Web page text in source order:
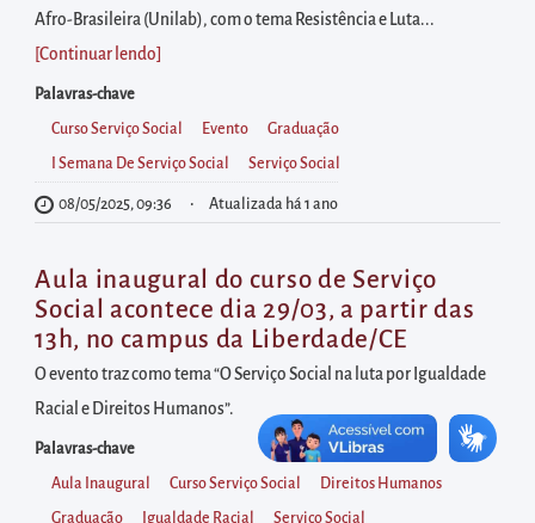
à
área
para
realizar
buscas
internas
Acessar
diretamente
as
informações
postas
no
rodapé
Afro-Brasileira (Unilab), com o tema Resistência e Luta...
[Continuar lendo
Palavras-chave
Curso Serviço Social Evento Graduação
I Semana De Serviço Social Serviço Social
08/05/2025, 09:36 Atualizada há 1 ano
Aula inaugural do curso de Serviço
Social acontece dia 29/03, a partir das
13h, no campus da Liberdade/CE
O evento traz como tema “O Serviço Social na luta por Igualdade
Racial e Direitos Humanos”.
Palavras-chave
Aula Inaugural Curso Serviço Social Direitos Humanos
Graduação Igualdade Racial Serviço Social